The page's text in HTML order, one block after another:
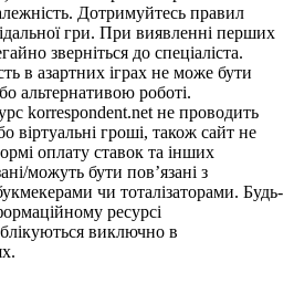
Дотримуйтесь правил
гри. При виявленні перших
зверніться до спеціаліста.
в азартних іграх не може бути
альтернативою роботі.
korrespondent.net не проводить
віртуальні гроші, також сайт не
оплату ставок та інших
можуть бути пов’язані з
чи тоталізаторами. Будь-
ресурсі
виключно в